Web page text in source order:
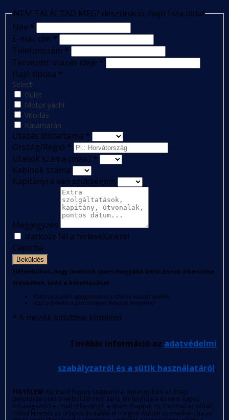
NEM TALÁLTAD MEG? desztináció, hajó lista oldal
Név *
E-mail cím *
Telefonszám *
Tervezett utazás ideje *
Hajó típusa *
Select
Gulet
Motor yacht
Vitorlás
Katamarán
Utazás időtartama *
Ország/Régió *
Utasok száma (max.) *
Kabinok száma
Kapitányra van szükségem
Megjegyzés
Iratkozz fel a hírlevelünkre!
Captcha
Beküldés
Előfordulhat, hogy levelünk spam mappába kerül.Ennek elkerülése
érdekében, tedd a következőket:
Kattints a jobb egérgombbal a tőlünk kapott levélre
Add a feladót a biztonságos feladók listájához
* A mezők kitöltése kötelező
További információ az adatvédelmi
szabályzatról és a sütik használatáról.
FIGYELEM: Kérésed fontos számunkra. Amennyiben az űrlap
beküldése után a weboldal nem kerül átirányításra és nem kapsz
visszaigazoló e-mailt (ellenőrizd a spam mappát is), frissítsd az oldalt,
töltsd ki ismét az űrlapot és küldd el megint! Abban az esetben, ha az